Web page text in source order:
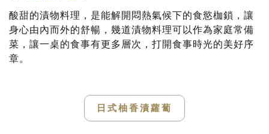
酸甜的漬物料理，是能解開悶熱氣候下的食慾枷鎖，讓
身心由內而外的舒暢，幾道漬物料理可以作為家庭常備
菜，讓一桌的食事有更多層次，打開食事時光的美好序
章。
日式柚香漬蘿蔔